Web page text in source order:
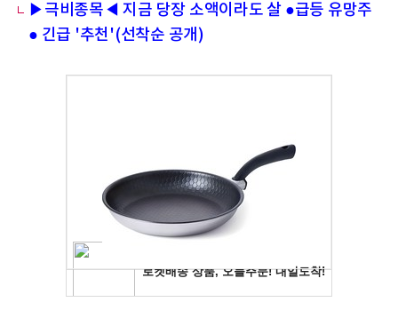
▶극비종목◀ 지금 당장 소액이라도 살 ●급등 유망주
● 긴급 '추천'(선착순 공개)